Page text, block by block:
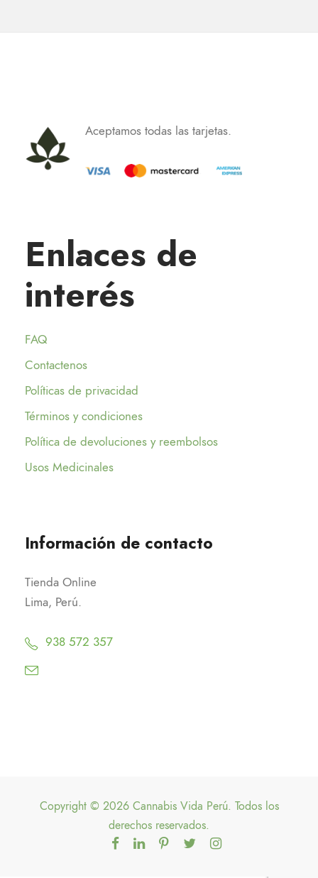
Aceptamos todas las tarjetas.
Enlaces de
interés
FAQ
Contactenos
Políticas de privacidad
Términos y condiciones
Política de devoluciones y reembolsos
Usos Medicinales
Información de contacto
Tienda Online
Lima, Perú.
938 572 357
Copyright © 2026 Cannabis Vida Perú. Todos los
derechos reservados.